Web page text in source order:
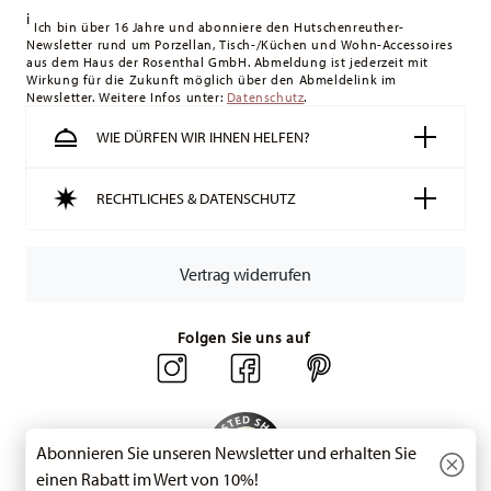
Lieferung erfolgt versandkostenfrei.
Schweiz:Lieferungen in die Schweiz sind ab 49,90 CHF
versandkostenfrei. Unter einem Bestellwert von 49,90 CHF
liegen die Versandkosten bei 36,90 CHF.
Tracking:
Sie erhalten per E-Mail einen Trackingcode, sobald
Ihr Paket auf die Reise geht.
vorrätige Artikel. Sie können die Lieferzeiten in andere
Retourenservice.
i Ich bin über 16 Jahre und abonniere den Hutschenreuther-
Newsletter rund um Porzellan, Tisch-/Küchen und Wohn-Accessoires
aus dem Haus der Rosenthal GmbH. Abmeldung ist jederzeit mit
Wirkung für die Zukunft möglich über den Abmeldelink im
Newsletter. Weitere Infos unter: Datenschutz.
WIE DÜRFEN WIR IHNEN HELFEN?
RECHTLICHES & DATENSCHUTZ
Vertrag widerrufen
Folgen Sie uns auf
Abonnieren Sie unseren Newsletter und erhalten Sie
einen Rabatt im Wert von 10%!